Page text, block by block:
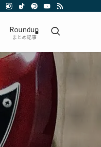
Roundup
まとめ記事